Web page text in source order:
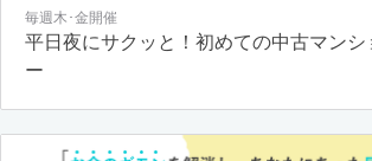
毎週木･金開催
平日夜にサクッと！初めての中古マンシ
ー